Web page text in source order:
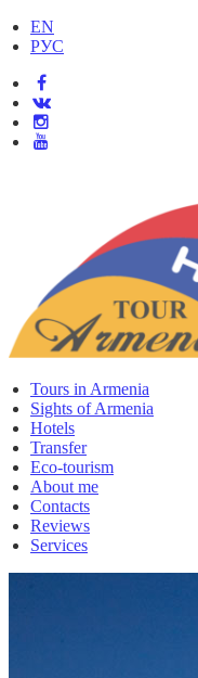
EN
РУС
Tours in Armenia
Sights of Armenia
Hotels
Transfer
Eco-tourism
About me
Contacts
Reviews
Services